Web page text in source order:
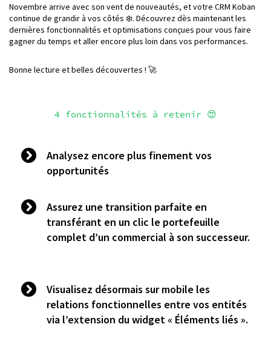
Novembre arrive avec son vent de nouveautés, et votre CRM Koban
continue de grandir à vos côtés ❄️. Découvrez dès maintenant les
dernières fonctionnalités et optimisations conçues pour vous faire
gagner du temps et aller encore plus loin dans vos performances.
Bonne lecture et belles découvertes ! 🚀
4 fonctionnalités à retenir 😍
Analysez encore plus finement vos
opportunités
Assurez une transition parfaite en
transférant en un clic le portefeuille
complet d’un commercial à son successeur.
Visualisez désormais sur mobile les
relations fonctionnelles entre vos entités
via l’extension du widget « Éléments liés ».